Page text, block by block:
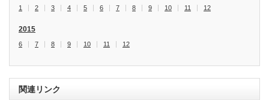
1 2 3 4 5 6 7 8 9 10 11 12
2015
6 7 8 9 10 11 12
関連リンク